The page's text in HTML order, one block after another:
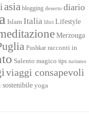
asia blogging deserto diario
Islam Italia libri Lifestyle
Merzouga
Pushkar racconti in
Salento magico tips turismo
viaggi consapevoli
sostenibile yoga